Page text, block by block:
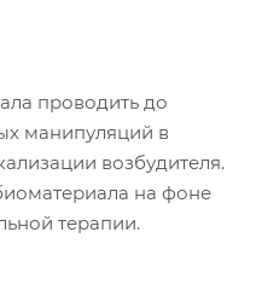
проводить до
манипуляций в
возбудителя.
на фоне
терапии.